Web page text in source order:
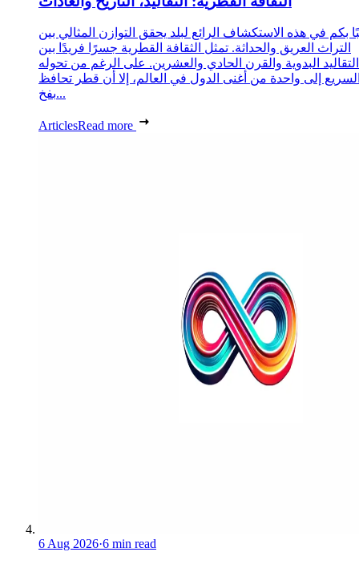
بكم في هذه الاستكشاف الرائع لبلد يحقق التوازن المثالي بين
التراث العريق والحداثة. تمثل الثقافة القطرية جسرًا فريدًا بين
التقاليد البدوية والقرن الحادي والعشرين. على الرغم من تحوله
إلى واحدة من أغنى الدول في العالم، إلا أن قطر تحافظ
بفخ...
ArticlesRead more
6 Aug 2026·6 min read